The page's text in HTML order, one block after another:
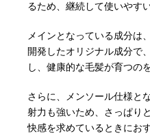
るため、継続して使いやす
メインとなっている成分は
開発したオリジナル成分で
し、健康的な毛髪が育つの
さらに、メンソール仕様と
射力も強いため、さっぱり
快感を求めているときにお